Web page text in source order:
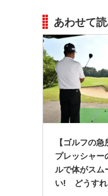
あわせて
【ゴルフの
プレッシャー
ルで体がスム
い! どうすれ